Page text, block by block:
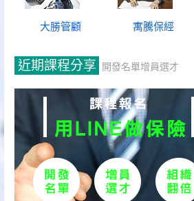
大勝管顧 寓騰保經
近期課程分享 開發名單增員選才